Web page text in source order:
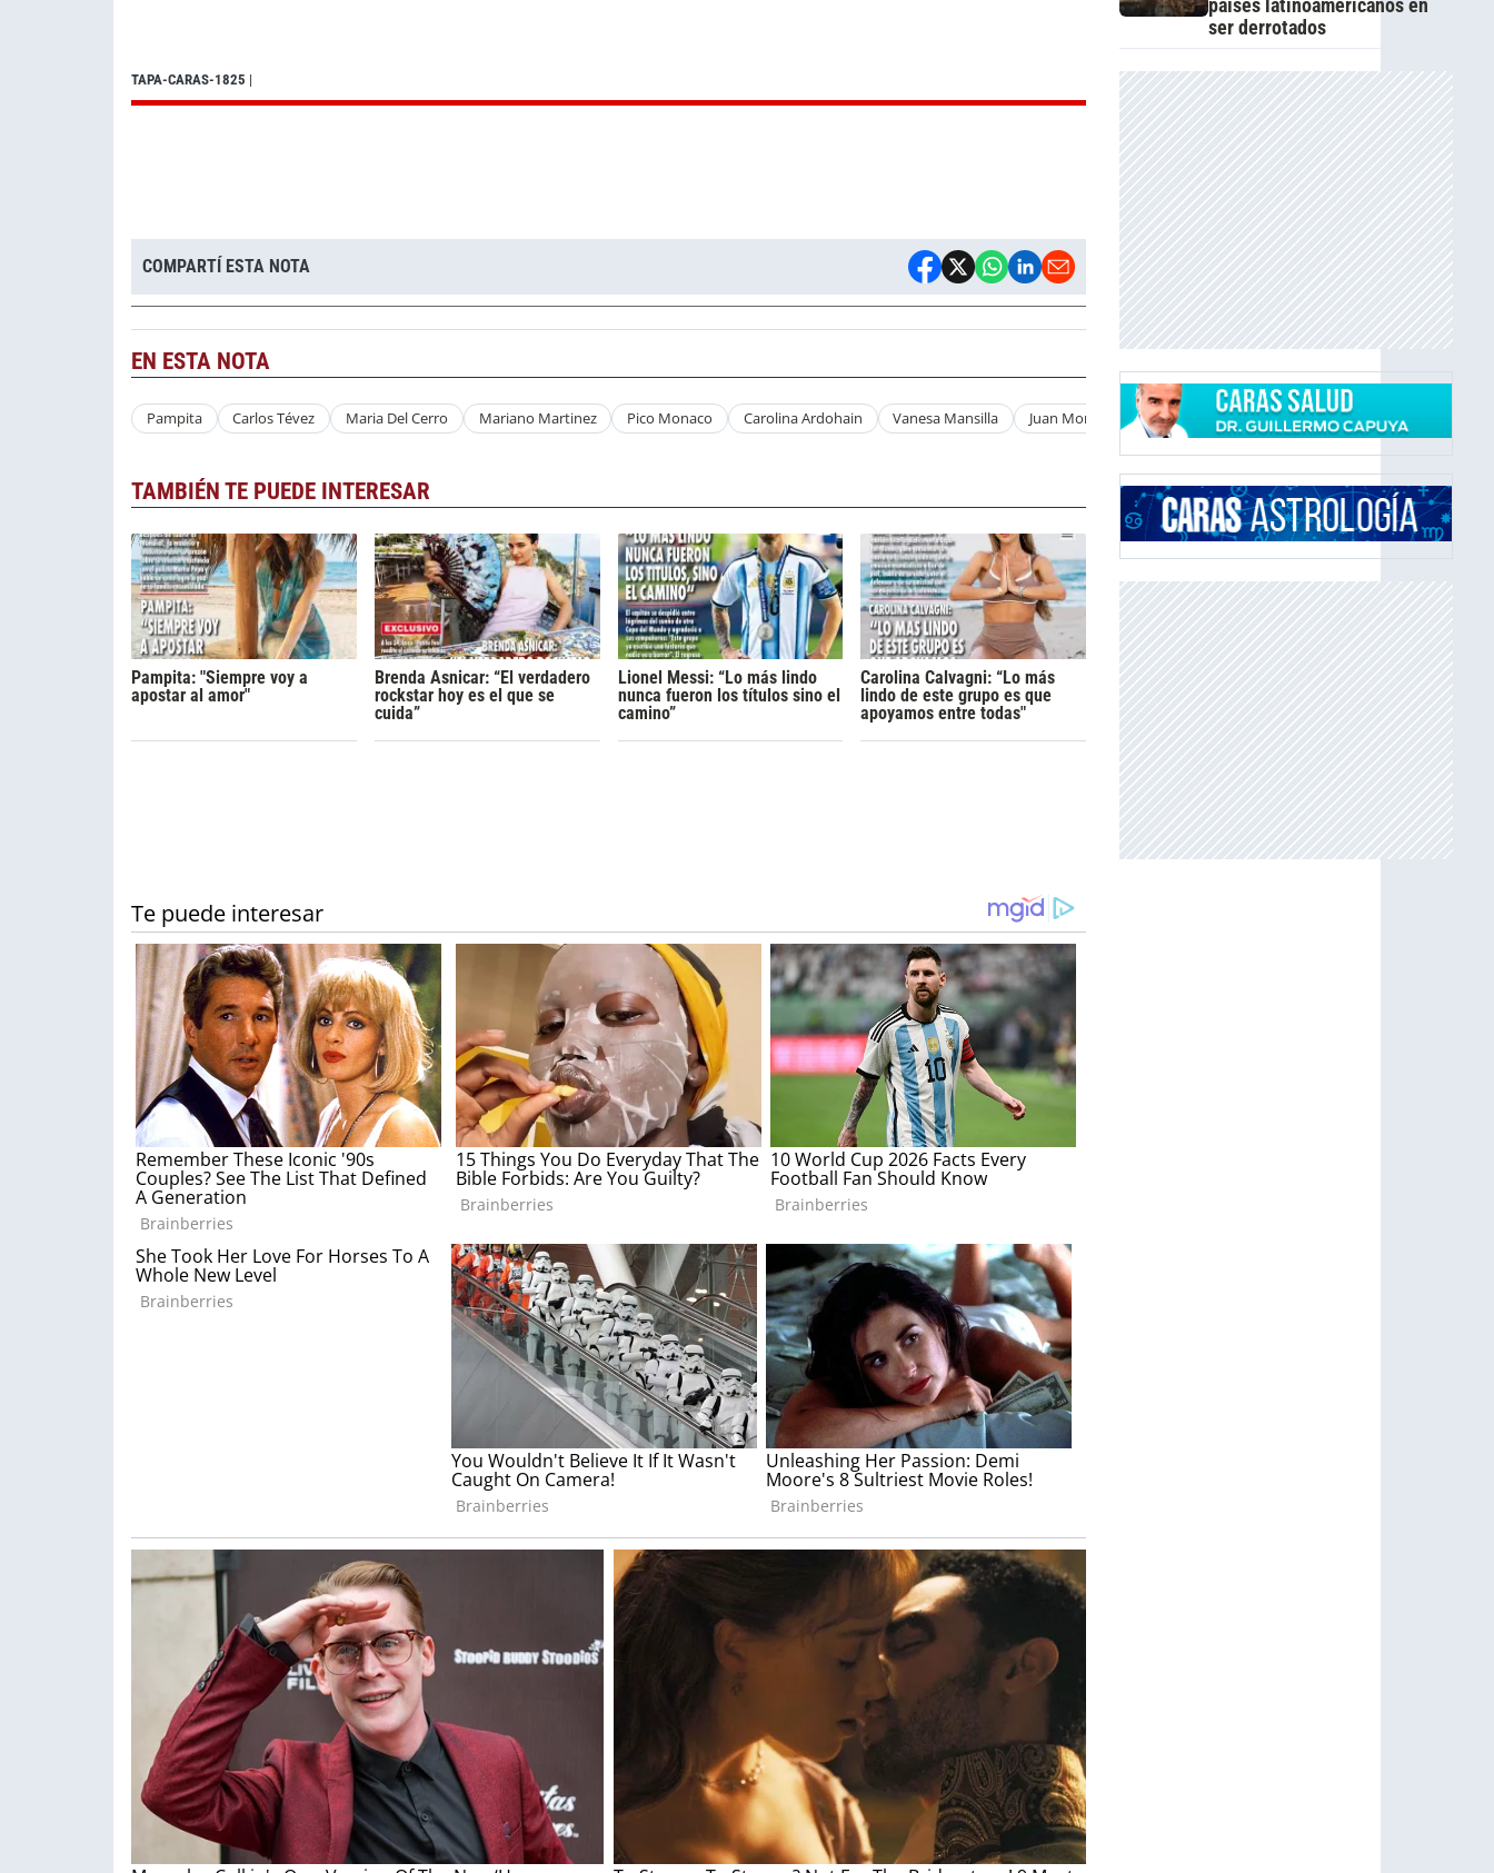
TAPA-CARAS-1825 |
COMPARTÍ ESTA NOTA
EN ESTA NOTA
Pampita Carlos Tévez Maria Del Cerro Mariano Martinez Pico Monaco Carolina Ardohain Vanesa Mansilla Juan Monaco
TAMBIÉN TE PUEDE INTERESAR
Pampita: "Siempre voy a
apostar al amor"
Brenda Asnicar: “El verdadero
rockstar hoy es el que se
cuida”
Lionel Messi: “Lo más lindo
nunca fueron los títulos sino el
camino”
Carolina Calvagni: “Lo más
lindo de este grupo es que
apoyamos entre todas"
países latinoamericanos en
ser derrotados